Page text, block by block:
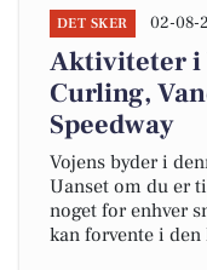
DET SKER 02-08-
Aktiviteter i
Curling,
Speedway
Vojens byder i
Uanset om du er
noget for enhver
kan forvente i den